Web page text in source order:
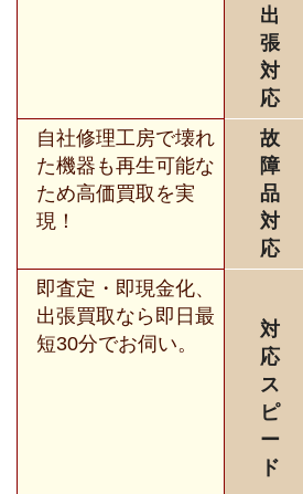
出
張
対
応
自社修理工房で壊れ
た機器も再生可能な
ため高価買取を実
現！
故
障
品
対
応
即査定・即現金化、
出張買取なら即日最
短30分でお伺い。
対
応
ス
ピ
ー
ド